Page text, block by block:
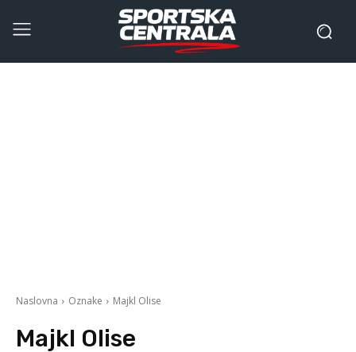
Naslovna Oznake Majkl Olise
Majkl Olise